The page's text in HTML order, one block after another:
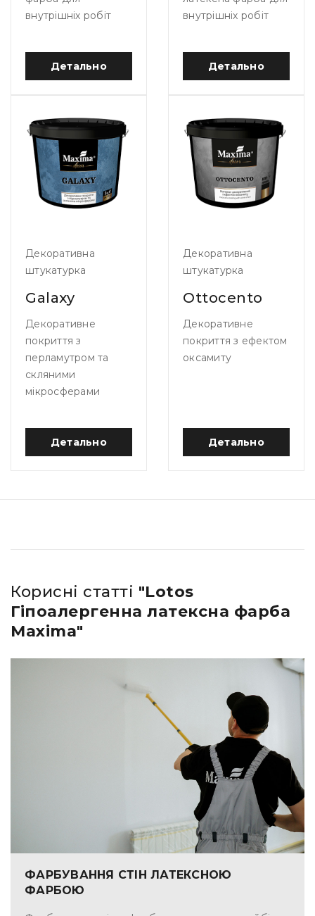
внутрішніх робіт
Детально
внутрішніх робіт
Детально
Декоративна
штукатурка
Galaxy
Декоративне
покриття з
перламутром та
скляними
мікросферами
Детально
Декоративна
штукатурка
Ottocento
Декоративне
покриття з ефектом
оксамиту
Детально
Корисні статті "Lotos
Гіпоалергенна латексна фарба
Maxima"
ФАРБУВАННЯ СТІН ЛАТЕКСНОЮ
ФАРБОЮ